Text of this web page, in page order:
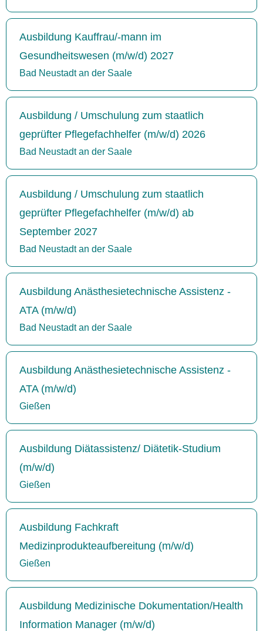
Ausbildung Kauffrau/-mann im
Gesundheitswesen (m/w/d) 2027
Bad Neustadt an der Saale
Ausbildung / Umschulung zum staatlich
geprüfter Pflegefachhelfer (m/w/d) 2026
Bad Neustadt an der Saale
Ausbildung / Umschulung zum staatlich
geprüfter Pflegefachhelfer (m/w/d) ab
September 2027
Bad Neustadt an der Saale
Ausbildung Anästhesietechnische Assistenz -
ATA (m/w/d)
Bad Neustadt an der Saale
Ausbildung Anästhesietechnische Assistenz -
ATA (m/w/d)
Gießen
Ausbildung Diätassistenz/ Diätetik-Studium
(m/w/d)
Gießen
Ausbildung Fachkraft
Medizinprodukteaufbereitung (m/w/d)
Gießen
Ausbildung Medizinische Dokumentation/Health
Information Manager (m/w/d)